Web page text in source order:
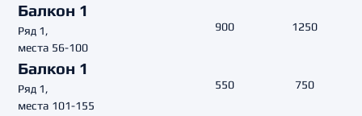
Балкон 1
Ряд 1,
места 56-100
900 1250
Балкон 1
Ряд 1,
места 101-155
550 750